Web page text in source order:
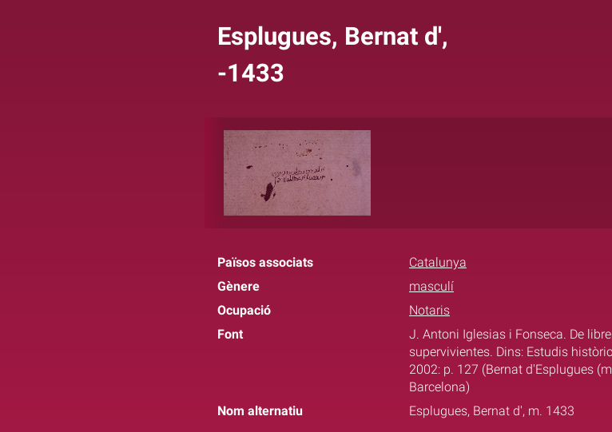
Esplugues, Bernat d',
-1433
Països associats
Catalunya
Gènere
masculí
Ocupació
Notaris
Font
J. Antoni Iglesias i Fonseca. De
supervivientes. Dins: Estudis
2002: p. 127 (Bernat d'Esplugues
Barcelona)
Nom alternatiu
Esplugues, Bernat d', m. 1433